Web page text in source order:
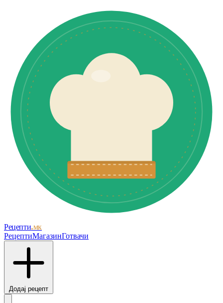
Рецепти.мк
РецептиМагазинГотвачи
Додај рецепт